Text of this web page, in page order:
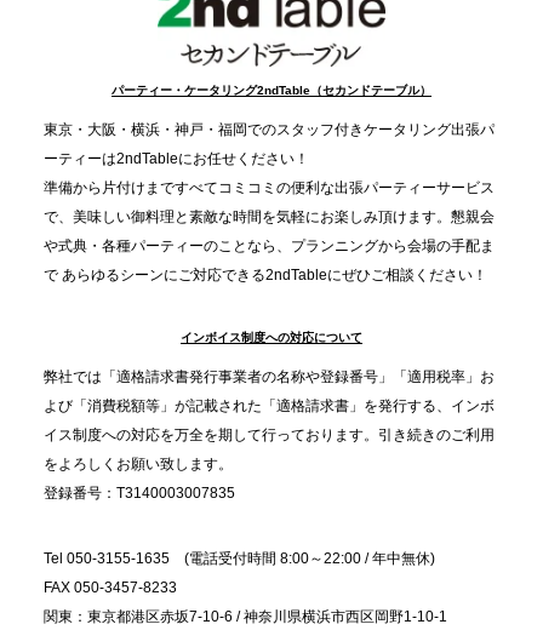
TBS「Nスタ」で、2ndTable「1DISH」が紹介され
2025.11.21
プレスリリースのご案内｜忘年会は“移動時間ゼロ
分”の時代へ。法人注文が前年比5倍に伸びた「宅配
オードブル」が提案する、新しい乾杯文化
プレスリリースのご案内｜職場で完結する“忘年会・
納会ケータリング”が人気。幹事負担を軽減し、社内
コミュニケーションを促進
パーティー・ケータリング2ndTable（セカンドテーブル）
東京・大阪・横浜・神戸・福岡でのスタッフ付きケータリング出張パ
ーティーは2ndTableにお任せください！
準備から片付けまですべてコミコミの便利な出張パーティーサービス
で、美味しい御料理と素敵な時間を気軽にお楽しみ頂けます。懇親会
や式典・各種パーティーのことなら、プランニングから会場の手配ま
で あらゆるシーンにご対応できる2ndTableにぜひご相談ください！
インボイス制度への対応について
弊社では「適格請求書発行事業者の名称や登録番号」「適用税率」お
よび「消費税額等」が記載された「適格請求書」を発行する、インボ
イス制度への対応を万全を期して行っております。引き続きのご利用
をよろしくお願い致します。
登録番号：T3140003007835
Tel 050-3155-1635 (電話受付時間 8:00～22:00 / 年中無休)
FAX 050-3457-8233
関東：東京都港区赤坂7-10-6 / 神奈川県横浜市西区岡野1-10-1